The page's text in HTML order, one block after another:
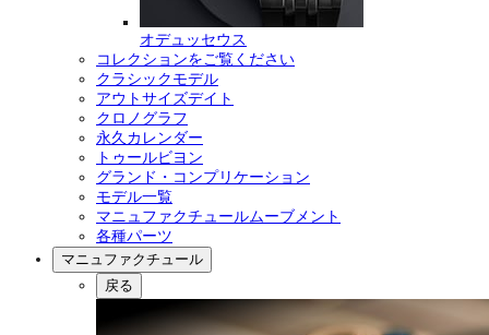
オデュッセウス
コレクションをご覧ください
クラシックモデル
アウトサイズデイト
クロノグラフ
永久カレンダー
トゥールビヨン
グランド・コンプリケーション
モデル一覧
マニュファクチュールムーブメント
各種パーツ
マニュファクチュール
戻る